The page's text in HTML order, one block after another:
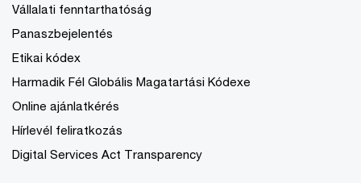
Vállalati fenntarthatóság
Panaszbejelentés
Etikai kódex
Harmadik Fél Globális Magatartási Kódexe
Online ajánlatkérés
Hírlevél feliratkozás
Digital Services Act Transparency